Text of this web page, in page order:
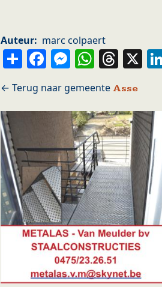
Auteur marc colpaert
ShareFacebook X
Asse